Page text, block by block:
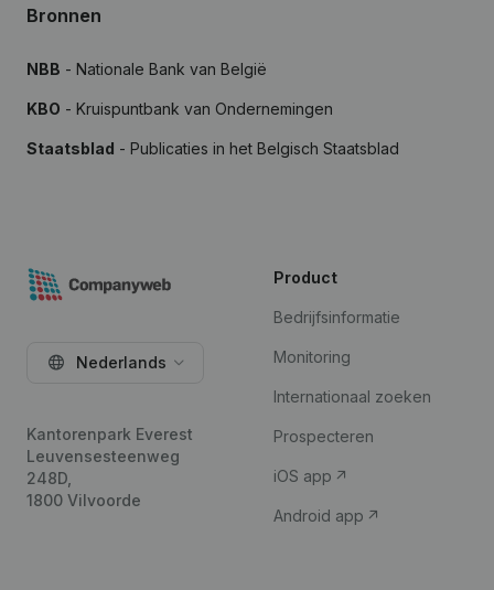
Bronnen
NBB - Nationale Bank van België
KBO - Kruispuntbank van Ondernemingen
Staatsblad - Publicaties in het Belgisch Staatsblad
Nederlands
Kantorenpark Everest
Leuvensesteenweg
248D,
1800 Vilvoorde
Product
Bedrijfsinformatie
Monitoring
Internationaal zoeken
Prospecteren
iOS app
Android app